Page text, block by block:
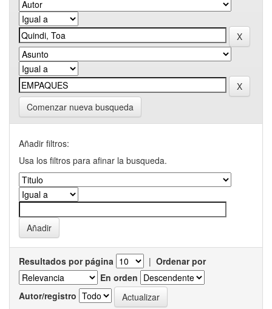
Comenzar nueva busqueda
Añadir filtros:
Usa los filtros para afinar la busqueda.
Resultados por página | Ordenar por
En orden
Autor/registro